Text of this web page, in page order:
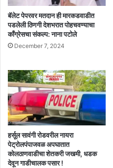
बॅलेट पेपरवर मतदान ही मारकडवाडीत
पडलेली ठिणगी देशभरात पोहचवण्याचा
काँग्रेसचा संकल्प: नाना पटोले
December 7, 2024
हर्सूल सावंगी रोडवरील नायरा
पेट्रोलपंपाजवळ अपघातात
कोलठाणवाडीचा शेतकरी जखमी, धडक
देवून गाडीचालक पसार !